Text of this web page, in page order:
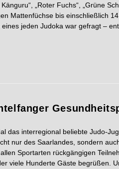
„Roter Fuchs“, „Grüne
Mattenfüchse bis einschließlich
jeden Judoka war gefragt –
das interregional beliebte Judo-
nur des Saarlandes, sondern
Sportarten rückgängigen
viele Hunderte Gäste begrüßen.